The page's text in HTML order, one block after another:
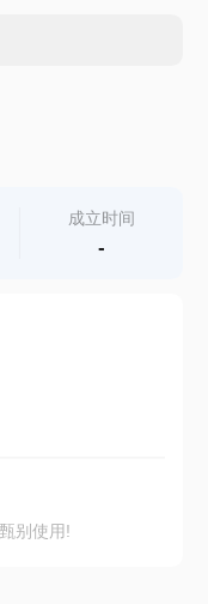
成立时间
-
别使用!